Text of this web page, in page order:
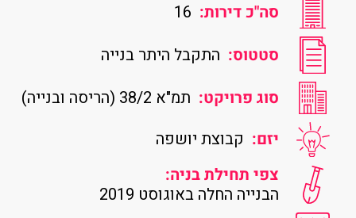
סה"כ דירות: 16
סטטוס: התקבל היתר בנייה
סוג פרויקט:
תמ"א 38/2 (הריסה ובנייה)
יזם:
קבוצת יושפה
צפי תחילת בניה:
הבנייה החלה באוגוסט 2019